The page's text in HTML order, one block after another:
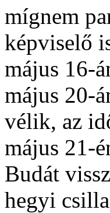
mígnem
képviselő
május 16-
május 20-
vélik, az
május 21-
Budát
hegyi